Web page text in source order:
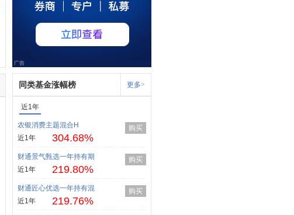
同类基金涨幅榜 更多>
近1年
农银消费主题混合H
近1年
304.68%
购买
财通景气甄选一年持有期
近1年
219.80%
购买
财通匠心优选一年持有混
近1年
219.76%
购买